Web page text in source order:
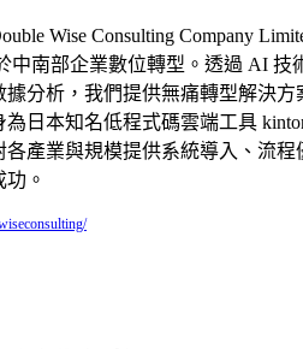
Wise Consulting Company
中南部企業數位轉型。透過 AI 技
分析，我們提供無痛轉型解決方
日本知名低程式碼雲端工具
產業與規模提供系統導入、流程
。